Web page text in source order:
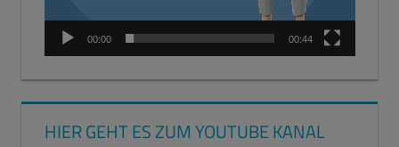
00:00 00:44
HIER GEHT ES ZUM YOUTUBE KANAL